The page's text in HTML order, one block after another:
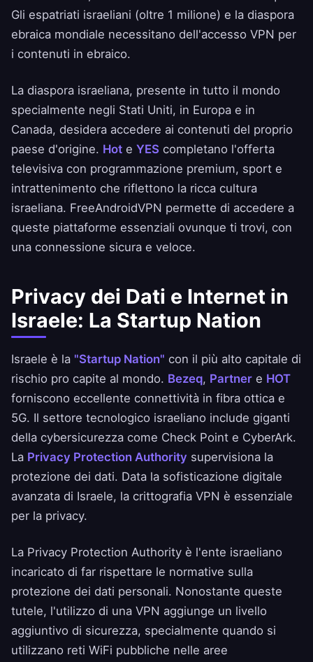
Gli espatriati israeliani (oltre 1 milione) e la diaspora
ebraica mondiale necessitano dell'accesso VPN per
i contenuti in ebraico.
La diaspora israeliana, presente in tutto il mondo
specialmente negli Stati Uniti, in Europa e in
Canada, desidera accedere ai contenuti del proprio
paese d'origine. Hot e YES completano l'offerta
televisiva con programmazione premium, sport e
intrattenimento che riflettono la ricca cultura
israeliana. FreeAndroidVPN permette di accedere a
queste piattaforme essenziali ovunque ti trovi, con
una connessione sicura e veloce.
Privacy dei Dati e Internet in
Israele: La Startup Nation
Israele è la "Startup Nation" con il più alto capitale di
rischio pro capite al mondo. Bezeq, Partner e HOT
forniscono eccellente connettività in fibra ottica e
5G. Il settore tecnologico israeliano include giganti
della cybersicurezza come Check Point e CyberArk.
La Privacy Protection Authority supervisiona la
protezione dei dati. Data la sofisticazione digitale
avanzata di Israele, la crittografia VPN è essenziale
per la privacy.
La Privacy Protection Authority è l'ente israeliano
incaricato di far rispettare le normative sulla
protezione dei dati personali. Nonostante queste
tutele, l'utilizzo di una VPN aggiunge un livello
aggiuntivo di sicurezza, specialmente quando si
utilizzano reti WiFi pubbliche nelle aree